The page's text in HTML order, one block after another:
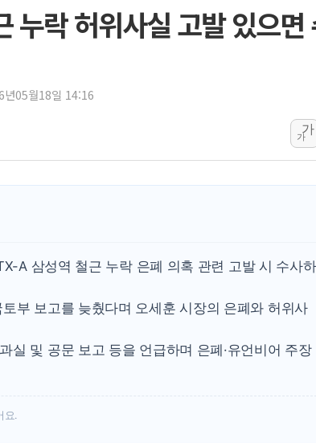
지적 장애
코인원, 카
10프로대
4%대 하락
이성훈 LH
KT&G, 상반
[뉴스핌 뉴
인천공항 여
해군, 독도
여권 내부서
[단독] "입
누락 허위사실 고발 있으면
년05월18일 14:16
가
가
A 삼성역 철근 누락 은폐 의혹 관련 고발 시 수사하
부 보고를 늦췄다며 오세훈 시장의 은폐와 허위사
실 및 공문 보고 등을 언급하며 은폐·유언비어 주장
요.